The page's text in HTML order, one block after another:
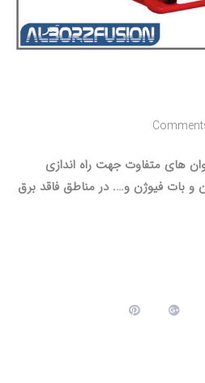
تیر
توان های متفاوت جهت راه اندازی
و بات فیوژن و…. در مناطق فاقد برق